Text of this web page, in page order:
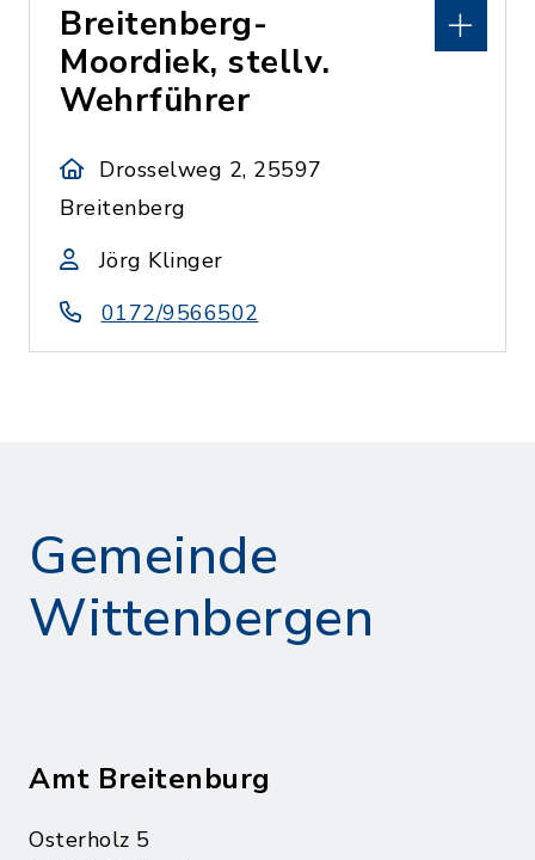
Breitenberg-
Moordiek, stellv.
Wehrführer
Drosselweg 2, 25597
Breitenberg
Jörg Klinger
0172/9566502
Gemeinde
Wittenbergen
Amt Breitenburg
Osterholz 5